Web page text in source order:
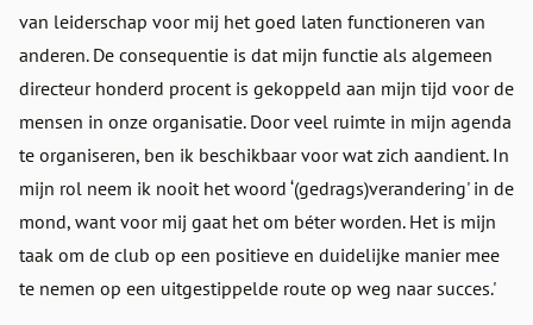
van leiderschap voor mij het goed laten functioneren van
anderen. De consequentie is dat mijn functie als algemeen
directeur honderd procent is gekoppeld aan mijn tijd voor de
mensen in onze organisatie. Door veel ruimte in mijn agenda
te organiseren, ben ik beschikbaar voor wat zich aandient. In
mijn rol neem ik nooit het woord ‘(gedrags)verandering' in de
mond, want voor mij gaat het om béter worden. Het is mijn
taak om de club op een positieve en duidelijke manier mee
te nemen op een uitgestippelde route op weg naar succes.'